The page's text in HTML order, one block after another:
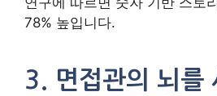
78% 높입니다.
3. 면접관의 뇌를